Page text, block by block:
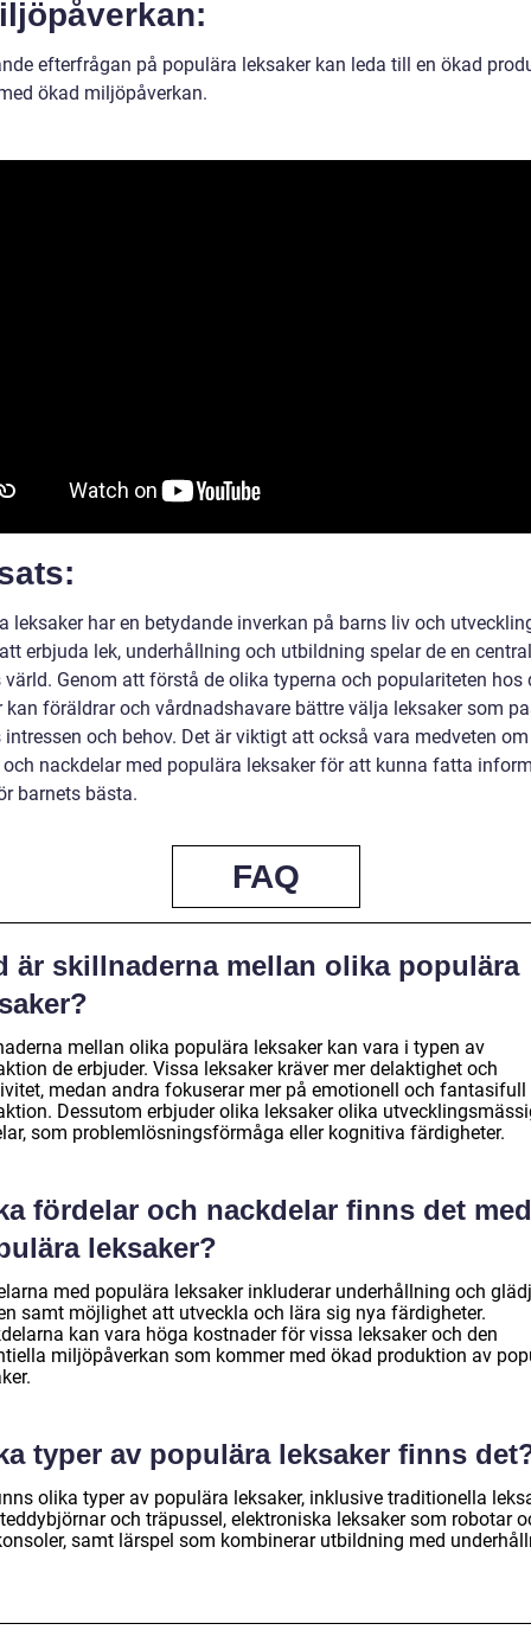
efterfrågan på populära leksaker kan leda till en ökad
ökad miljöpåverkan.
leksaker har en betydande inverkan på barns liv och
erbjuda lek, underhållning och utbildning spelar de en
värld. Genom att förstå de olika typerna och populariteten hos
kan föräldrar och vårdnadshavare bättre välja leksaker som
intressen och behov. Det är viktigt att också vara medveten
nackdelar med populära leksaker för att kunna fatta
barnets bästa.
FAQ
är skillnaderna mellan olika populära
mellan olika populära leksaker kan vara i typen av
de erbjuder. Vissa leksaker kräver mer delaktighet och
medan andra fokuserar mer på emotionell och fantasifull
Dessutom erbjuder olika leksaker olika
som problemlösningsförmåga eller kognitiva färdigheter.
fördelar och nackdelar finns det med
leksaker?
med populära leksaker inkluderar underhållning och
samt möjlighet att utveckla och lära sig nya färdigheter.
kan vara höga kostnader för vissa leksaker och den
miljöpåverkan som kommer med ökad produktion av
typer av populära leksaker finns
olika typer av populära leksaker, inklusive traditionella
och träpussel, elektroniska leksaker som robotar
samt lärspel som kombinerar utbildning med